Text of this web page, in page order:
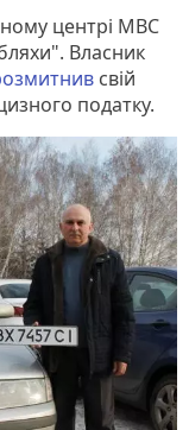
центрі МВС
Власник
свій
податку.